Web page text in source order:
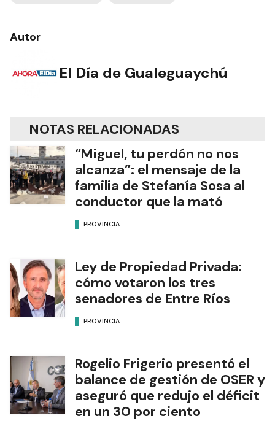
Autor
El Día de Gualeguaychú
NOTAS RELACIONADAS
“Miguel, tu perdón no nos
alcanza”: el mensaje de la
familia de Stefanía Sosa al
conductor que la mató
PROVINCIA
Ley de Propiedad Privada:
cómo votaron los tres
senadores de Entre Ríos
PROVINCIA
Rogelio Frigerio presentó el
balance de gestión de OSER y
aseguró que redujo el déficit
en un 30 por ciento